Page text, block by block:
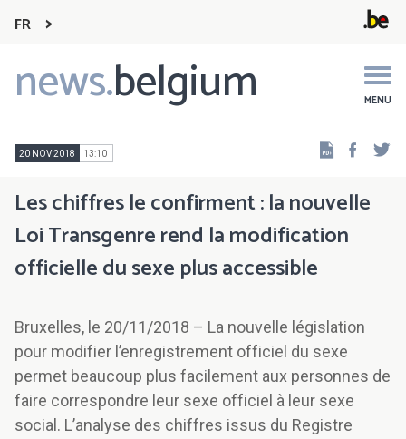
FR
news.belgium MENU
Main
navigation
20 NOV 2018 13:10
Les chiffres le confirment : la nouvelle
Loi Transgenre rend la modification
officielle du sexe plus accessible
Bruxelles, le 20/11/2018 – La nouvelle législation
pour modifier l’enregistrement officiel du sexe
permet beaucoup plus facilement aux personnes de
faire correspondre leur sexe officiel à leur sexe
social. L’analyse des chiffres issus du Registre